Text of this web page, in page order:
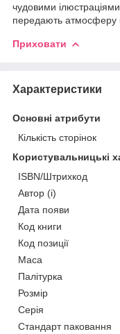
чудовими
передають атмосферу
Приховати
Характеристики
Основні атрибути
Кількість сторінок
Користувальницькі
ISBN/Штрихкод
Автор (і)
Дата появи
Код книги
Код позиції
Маса
Палітурка
Розмір
Серія
Стандарт паковання